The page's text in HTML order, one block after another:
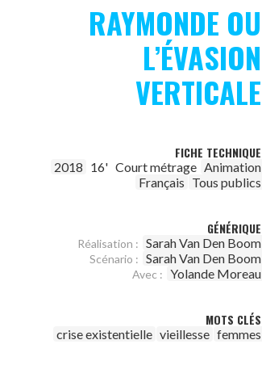
RAYMONDE OU
L’ÉVASION
VERTICALE
FICHE TECHNIQUE
2018 16' Court métrage Animation
Français Tous publics
GÉNÉRIQUE
Réalisation : Sarah Van Den Boom
Scénario : Sarah Van Den Boom
Avec : Yolande Moreau
MOTS CLÉS
crise existentielle vieillesse femmes